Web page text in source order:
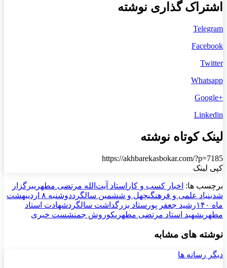
اشتراک گذاری نوشته
Telegram
Facebook
Twitter
Whatsapp
+Google
Linkedin
لینک کوتاه نوشته
https://akhbarekasbokar.com/?p=7185
کپی لینک
برچسب ها: اخبار کسب و کار استاد آیت‌الله مرتضی مطهریبرگزار
شدبنیاد علمی و فرهنگیچهل و ششمین سالگرد
دوشنبه ۸ اردیبهشت
ماه ۱۴۰
رشید جعفر پور ستاد بزرگداشت سالگردشهادت استاد
مطهریشهید استاد مرتضی مطهریکوروش جمنشست خبری
نوشته های مشابه
دیگر رسانه ها